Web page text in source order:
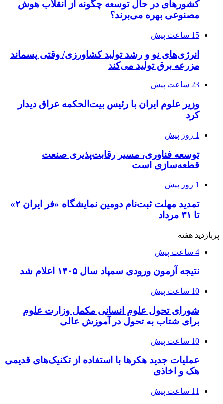
کشورهای در حال توسعه چگونه از انقلاب هوش
مصنوعی بهره می‌برند؟
15 ساعت پیش
انرژی‌های نو و رشد تولید کشاورزی/ وقتی پسماند
مزرعه‌ برق تولید می‌کند
23 ساعت پیش
وزیر علوم ایران با رئیس بیت‌الحکمه عراق دیدار
کرد
1 روز پیش
توسعه فناوری، مسیر رقابت‌پذیری صنعت
قطعه‌سازی است
1 روز پیش
تمدید مهلت ثبت‌نام دومین نمایشگاه «فر ایران ۲»
تا ۳۱ مرداد
پربازدید هفته
4 ساعت پیش
نتیجه آزمون ورودی سمپاد سال ۱۴۰۵ اعلام شد
10 ساعت پیش
شورای تحول علوم انسانی مکمل وزارت علوم
برای شتاب به تحول در آموزش عالی
10 ساعت پیش
عملیات جدید هکرها با استفاده از تکنیک‌های قدیمی
هک و اخاذی
11 ساعت پیش